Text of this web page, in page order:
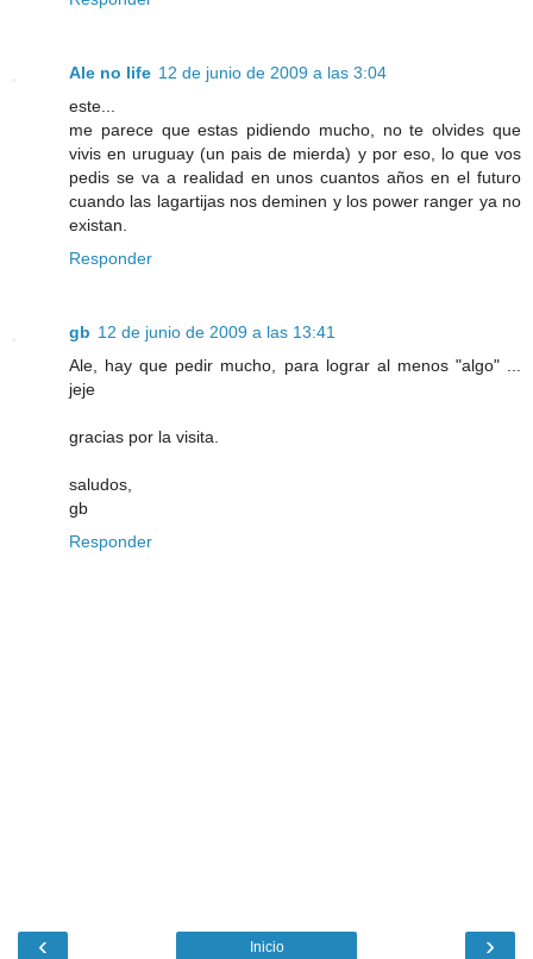
Ale no life 12 de junio de 2009 a las 3:04
este...
me parece que estas pidiendo mucho, no te olvides que
vivis en uruguay (un pais de mierda) y por eso, lo que vos
pedis se va a realidad en unos cuantos años en el futuro
cuando las lagartijas nos deminen y los power ranger ya no
existan.
Responder
gb 12 de junio de 2009 a las 13:41
Ale, hay que pedir mucho, para lograr al menos "algo" ...
jeje
gracias por la visita.
saludos,
gb
Responder
‹ ›
Inicio